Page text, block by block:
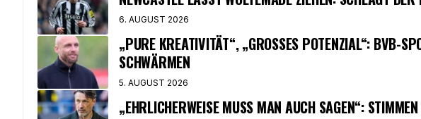
6. AUGUST 2026
„PURE KREATIVITÄT“, „GROSSES POTENZIAL“: BVB-
CHWÄRMEN
5. AUGUST 2026
„EHRLICHERWEISE MUSS MAN AUCH SAGEN“: